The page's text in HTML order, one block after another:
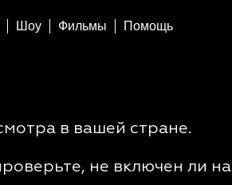
Шоу Фильмы Помощь